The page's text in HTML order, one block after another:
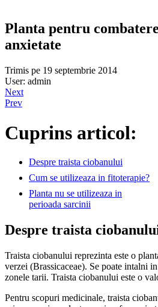
Planta pentru
anxietate
Trimis pe 19 septembrie 2014
User: admin
Next
Prev
Cuprins articol:
Despre traista ciobanului
Cum se utilizeaza in fitoterapie?
Planta nu se utilizeaza in
perioada sarcinii
Despre traista
Traista ciobanului reprezinta este o
verzei (Brassicaceae). Se poate intalni
zonele tarii. Traista ciobanului este o
Pentru scopuri medicinale, traista